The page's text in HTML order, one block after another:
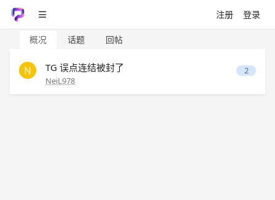
注册 登录
概况 话题 回帖
TG 误点连结被封了
NeiL978
2